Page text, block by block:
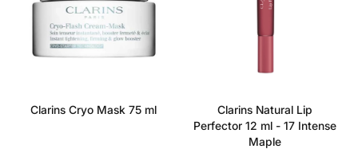
Clarins Cryo Mask 75 ml
Clarins Natural Lip
Perfector 12 ml - 17 Intense
Maple